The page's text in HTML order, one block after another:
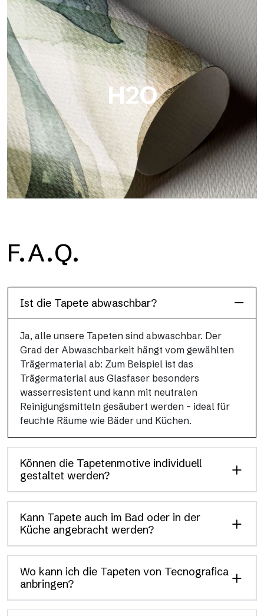
Metal
Metal ist die metallische Tapete von Tecnografica, mit
einzigartigen metallischen Reflexen, die Gold-, Silber-, Kupfer-
und satte Farben hervorheben.
H2O
H2O ist die wasserdichte Glasfaser-Badezimmertapete, ideal
für Duschkabinen und feuchte Umgebungen, mit hoher
F.A.Q.
Ist die Tapete abwaschbar?
Ja, alle unsere Tapeten sind abwaschbar. Der
Grad der Abwaschbarkeit hängt vom gewählten
Trägermaterial ab: Zum Beispiel ist das
Trägermaterial aus Glasfaser besonders
wasserresistent und kann mit neutralen
Reinigungsmitteln gesäubert werden – ideal für
feuchte Räume wie Bäder und Küchen.
Können die Tapetenmotive individuell
gestaltet werden?
Kann Tapete auch im Bad oder in der
Küche angebracht werden?
Wo kann ich die Tapeten von Tecnografica
anbringen?